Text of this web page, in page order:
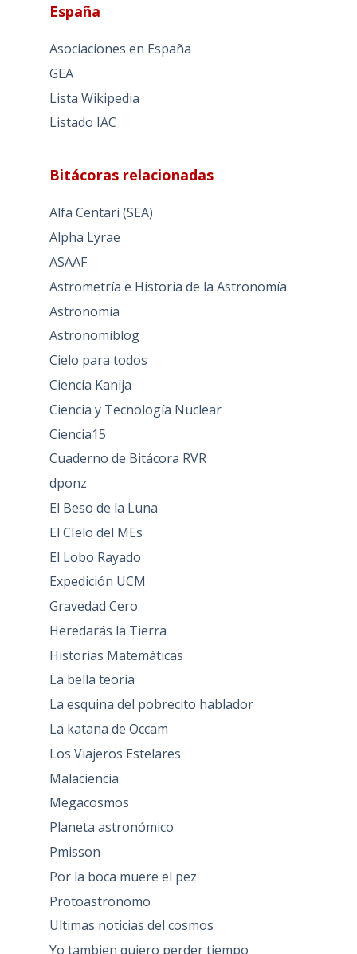
España
Asociaciones en España
GEA
Lista Wikipedia
Listado IAC
Bitácoras relacionadas
Alfa Centari (SEA)
Alpha Lyrae
ASAAF
Astrometría e Historia de la Astronomía
Astronomia
Astronomiblog
Cielo para todos
Ciencia Kanija
Ciencia y Tecnología Nuclear
Ciencia15
Cuaderno de Bitácora RVR
dponz
El Beso de la Luna
El CIelo del MEs
El Lobo Rayado
Expedición UCM
Gravedad Cero
Heredarás la Tierra
Historias Matemáticas
La bella teoría
La esquina del pobrecito hablador
La katana de Occam
Los Viajeros Estelares
Malaciencia
Megacosmos
Planeta astronómico
Pmisson
Por la boca muere el pez
Protoastronomo
Ultimas noticias del cosmos
Yo tambien quiero perder tiempo